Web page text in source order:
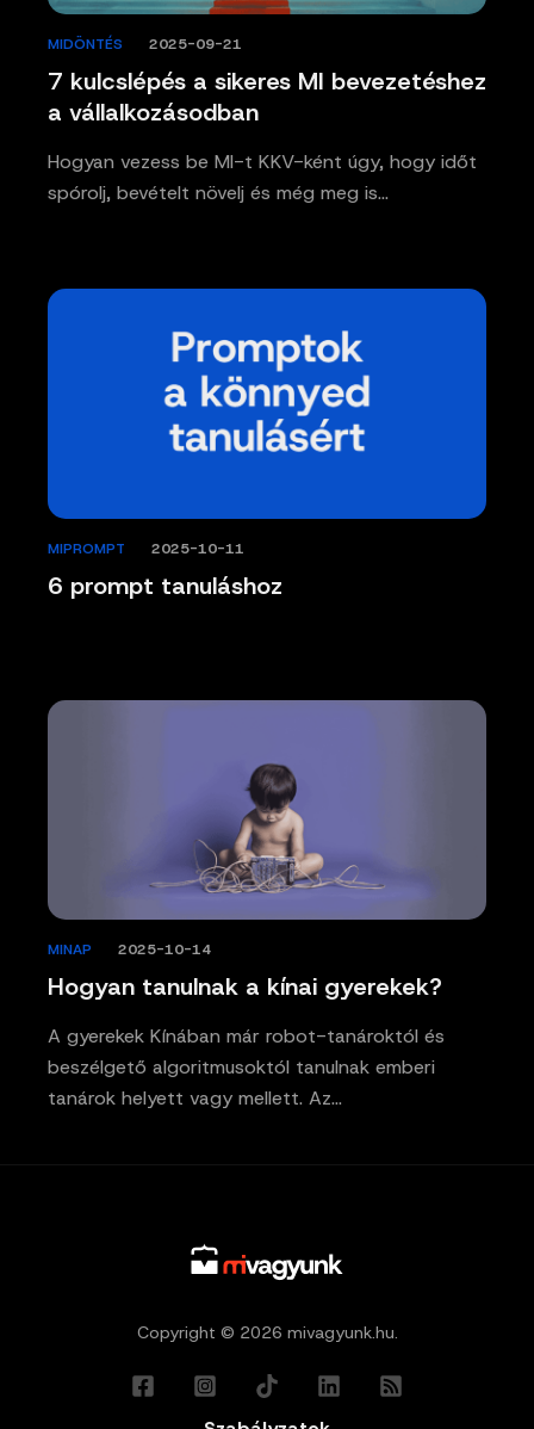
7 kulcslépés a sikeres MI bevezetéshez
a vállalkozásodban
MIDÖNTÉS 2025-09-21
Hogyan vezess be MI-t KKV-ként úgy, hogy időt
spórolj, bevételt növelj és még meg is…
6 prompt tanuláshoz
MIPROMPT 2025-10-11
Hogyan tanulnak a kínai gyerekek?
MINAP 2025-10-14
A gyerekek Kínában már robot-tanároktól és
beszélgető algoritmusoktól tanulnak emberi
tanárok helyett vagy mellett. Az…
Copyright © 2026 mivagyunk.hu.